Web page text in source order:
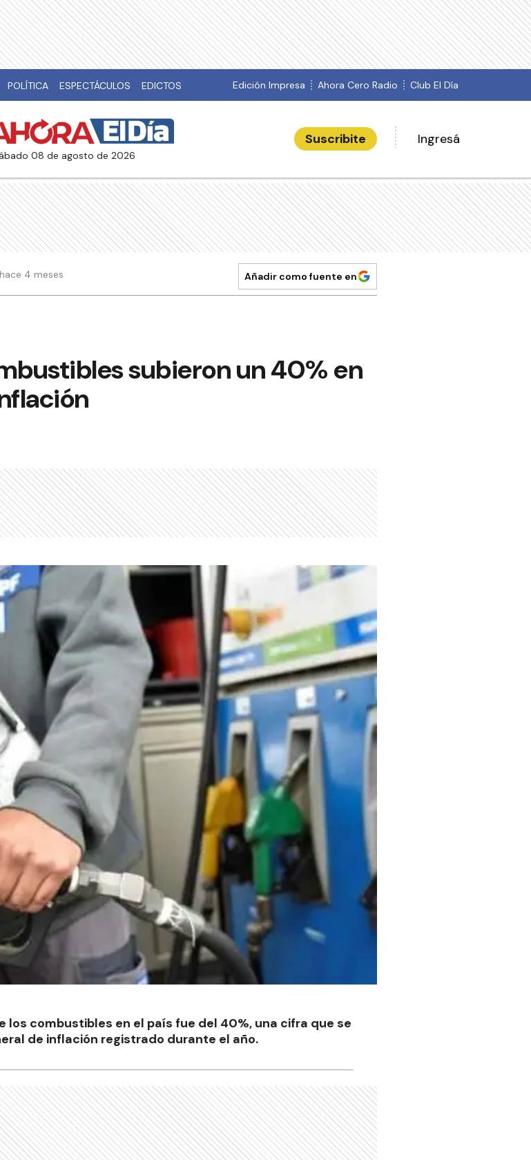
POLÍTICA ESPECTÁCULOS EDICTOS Edición Impresa Ahora Cero Radio Club El Día
sábado 08 de agosto de 2026
Suscribite Ingresá
4 meses Añadir como fuente en
subieron un 40% en
los combustibles en el país fue del 40%, una cifra que se
de inflación registrado durante el año.